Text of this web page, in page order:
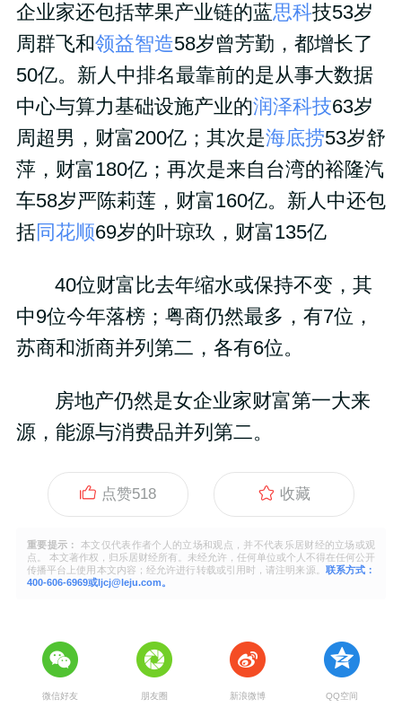
企业家还包括苹果产业链的蓝思科技53岁
周群飞和领益智造58岁曾芳勤，都增长了
50亿。 新人中排名最靠前的是从事大数据
中心与算力基础设施产业的润泽科技63岁
周超男，财富200亿；其次是海底捞53岁舒
萍，财富180亿；再次是来自台湾的裕隆汽
车58岁严陈莉莲，财富160亿。新人中还包
括同花顺69岁的叶琼玖，财富135亿
40位财富比去年缩水或保持不变，其
中9位今年落榜； 粤商仍然最多，有7位，
苏商和浙商并列第二，各有6位。
房地产仍然是女企业家财富第一大来
源，能源与消费品并列第二。
点赞518 收藏
重要提示：
本文仅代表作者个人的立场和观点，并不代表乐居财经的立场或观
点。 本文著作权，归乐居财经所有。未经允许，任何单位或个人不得在任何公开
传播平台上使用本文内容；经允许进行转载或引用时，请注明来源。 联系方式：
400-606-6969或ljcj@leju.com。
微信好友 朋友圈 新浪微博 QQ空间